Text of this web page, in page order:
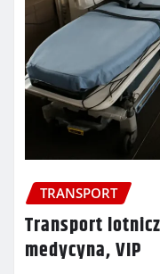
TRANSPORT
Transport
medycyna, VIP